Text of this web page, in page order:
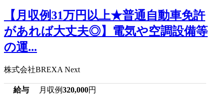
【月収例31万円以上★普通自動車免許
があれば大丈夫◎】電気や空調設備等
の運...
株式会社BREXA Next
給与 月収例320,000円